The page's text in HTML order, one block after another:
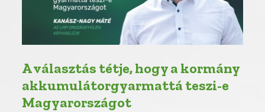
A választás tétje, hogy a kormány
akkumulátorgyarmattá teszi-e
Magyarországot